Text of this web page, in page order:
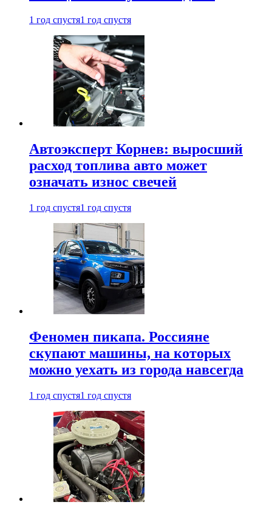
1 год спустя1 год спустя
Автоэксперт Корнев: выросший
расход топлива авто может
означать износ свечей
1 год спустя1 год спустя
Феномен пикапа. Россияне
скупают машины, на которых
можно уехать из города навсегда
1 год спустя1 год спустя